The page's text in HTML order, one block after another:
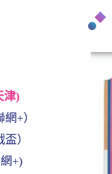
津)
+）
）
+)